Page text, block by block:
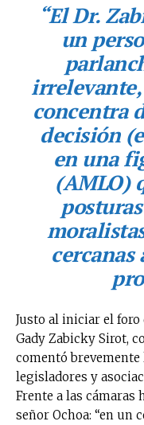
“El Dr.
un
concentra
decisión
en una
(AMLO)
cercanas
Justo al iniciar el foro
Gady Zabicky Sirot,
comentó brevemente
legisladores y
Frente a las cámaras
señor Ochoa: “en un